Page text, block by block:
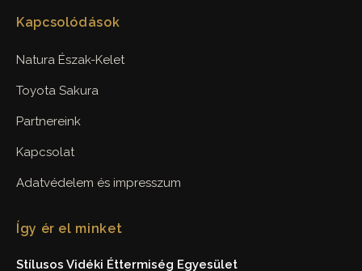
Kapcsolódások
Natura Észak-Kelet
Toyota Sakura
Partnereink
Kapcsolat
Adatvédelem és impresszum
Így ér el minket
Stílusos Vidéki Éttermiség Egyesület